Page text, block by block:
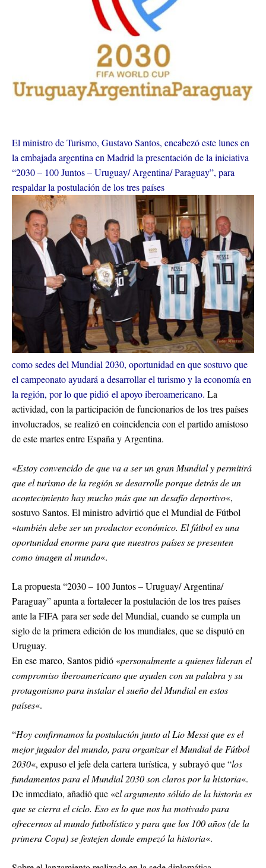
El ministro de Turismo, Gustavo Santos, encabezó este lunes en
la embajada argentina en Madrid la presentación de la iniciativa
“2030 – 100 Juntos – Uruguay/ Argentina/ Paraguay”, para
respaldar la postulación de los tres países
como sedes del Mundial 2030, oportunidad en que sostuvo que
el campeonato ayudará a desarrollar el turismo y la economía en
la región, por lo que pidió el apoyo iberoamericano. La
actividad, con la participación de funcionarios de los tres países
involucrados, se realizó en coincidencia con el partido amistoso
de este martes entre España y Argentina.
«Estoy convencido de que va a ser un gran Mundial y permitirá
que el turismo de la región se desarrolle porque detrás de un
acontecimiento hay mucho más que un desafío deportivo«,
sostuvo Santos. El ministro advirtió que el Mundial de Fútbol
«también debe ser un productor económico. El fútbol es una
oportunidad enorme para que nuestros países se presenten
como imagen al mundo«.
La propuesta “2030 – 100 Juntos – Uruguay/ Argentina/
Paraguay” apunta a fortalecer la postulación de los tres países
ante la FIFA para ser sede del Mundial, cuando se cumpla un
siglo de la primera edición de los mundiales, que se disputó en
Uruguay.
En ese marco, Santos pidió «personalmente a quienes lideran el
compromiso iberoamericano que ayuden con su palabra y su
protagonismo para instalar el sueño del Mundial en estos
países«.
“Hoy confirmamos la postulación junto al Lio Messi que es el
mejor jugador del mundo, para organizar el Mundial de Fútbol
2030«, expuso el jefe dela cartera turística, y subrayó que “los
fundamentos para el Mundial 2030 son claros por la historia«.
De inmediato, añadió que «el argumento sólido de la historia es
que se cierra el ciclo. Eso es lo que nos ha motivado para
ofrecernos al mundo futbolístico y para que los 100 años (de la
primera Copa) se festejen donde empezó la historia«.